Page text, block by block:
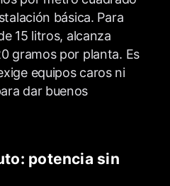
básica. Para
15 litros, alcanza
gramos por planta. Es
equipos caros ni
dar buenos
potencia sin